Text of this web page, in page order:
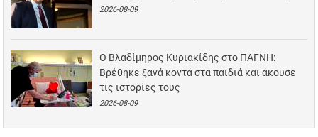
2026-08-09
Ο Βλαδίμηρος Κυριακίδης στο ΠΑΓΝΗ:
Βρέθηκε ξανά κοντά στα παιδιά και άκουσε
τις ιστορίες τους
2026-08-09